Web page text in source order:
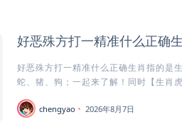
好恶殊方打一精准什么正确
好恶殊方打一精准什么正确生肖指的是
蛇、猪、狗；一起来了解！同时【生肖
chengyao 2026年8月7日